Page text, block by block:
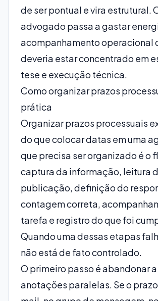
de ser pontual e vira estrutural.
advogado passa a gastar
acompanhamento operacional
deveria estar concentrado em
tese e execução técnica.
Como organizar prazos
prática
Organizar prazos processuais
do que colocar datas em uma
que precisa ser organizado é o
captura da informação, leitura
publicação, definição do
contagem correta,
tarefa e registro do que foi
Quando uma dessas etapas
não está de fato controlado.
O primeiro passo é abandonar
anotações paralelas. Se o